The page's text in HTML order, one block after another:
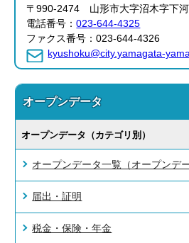
〒990-2474 山形市大字沼木字下
電話番号：023-644-4325
ファクス番号：023-644-4326
kyushoku@city.yamagata-
オープンデータ
オープンデータ（カテゴリ別）
オープンデータ一覧（オープンデー
届出・証明
税金・保険・年金